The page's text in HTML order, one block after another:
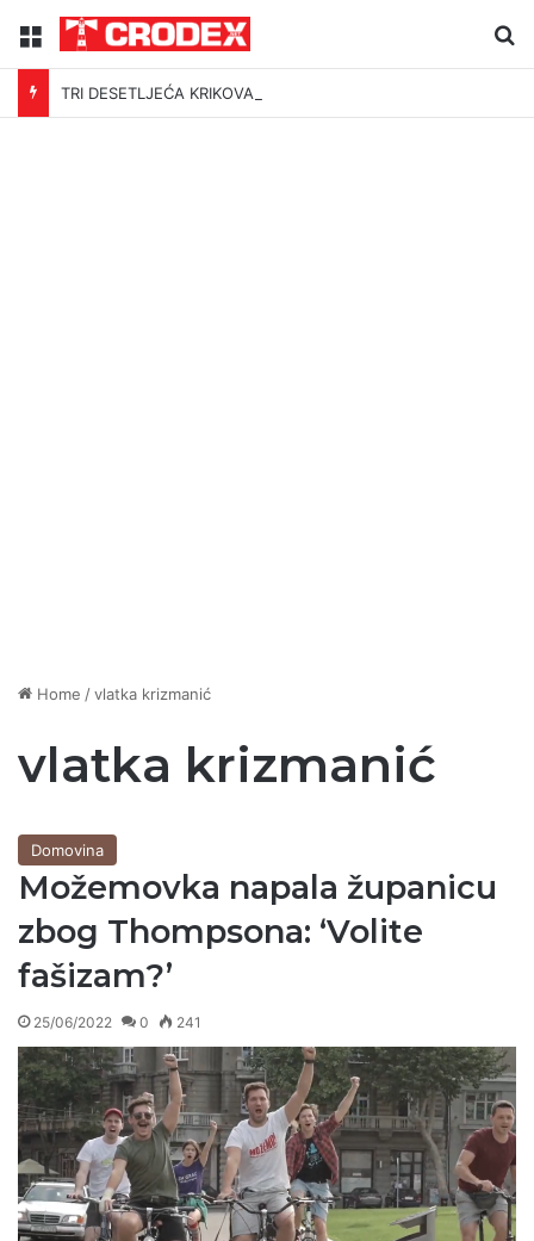
Menu
TRI DESETLJEĆA KRIKOVA OČAJNIKA
Home /vlatka krizmanić
vlatka krizmanić
Domovina
Možemovka napala županicu
zbog Thompsona: ‘Volite
fašizam?’
25/06/2022 0 241